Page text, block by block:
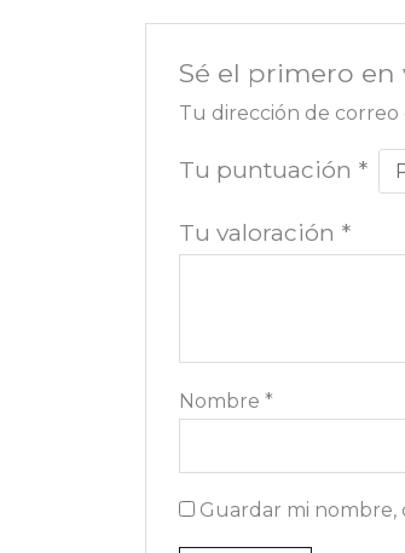
Sé el primero en
Tu dirección de
Tu puntuación *
Tu valoración *
Nombre *
Guardar mi nombre,